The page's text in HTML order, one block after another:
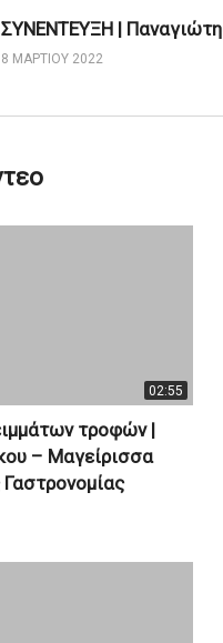
8 ΜΑΡΤΊΟΥ 2022
02:55
τροφών |
– Μαγείρισσα